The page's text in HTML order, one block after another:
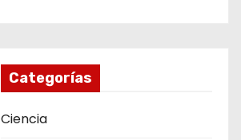
Categorías
Ciencia